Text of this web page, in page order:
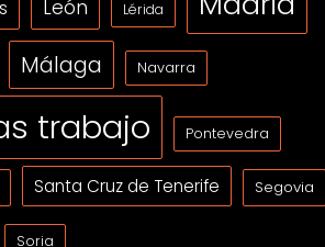
León Lérida
Málaga Navarra
trabajo Pontevedra
Santa Cruz de Tenerife Segovia
Soria